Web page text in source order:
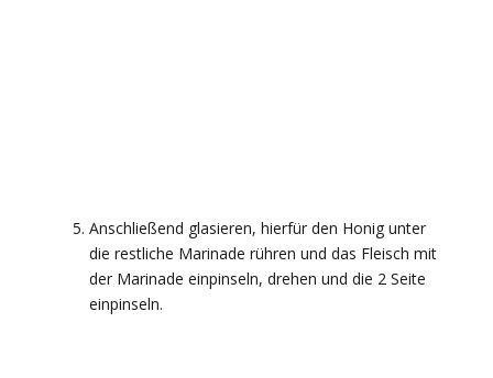
Anschließend glasieren, hierfür den Honig unter
die restliche Marinade rühren und das Fleisch mit
der Marinade einpinseln, drehen und die 2 Seite
einpinseln.